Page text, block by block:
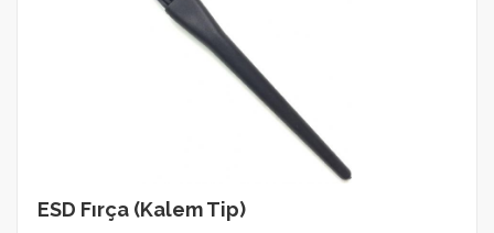
ESD Fırça (Kalem Tip)